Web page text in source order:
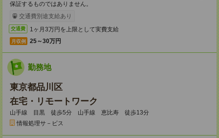
保証するものではありません。
交通費別途支給あり
交通費 1ヶ月3万円を上限として実費支給
月収例 25～30万円
勤務地
東京都品川区
在宅・リモートワーク
山手線 目黒 徒歩5分 山手線 恵比寿 徒歩13分
情報処理サ－ビス